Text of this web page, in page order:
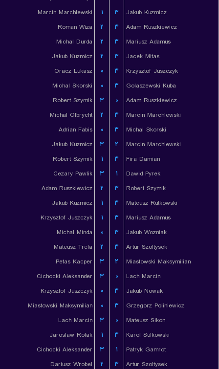
Marcin Marchlewski
۱ ۳
Jakub Kuzmicz
Roman Wiza
۲ ۳
Adam Ruszkiewicz
Michal Durda
۲ ۳
Mariusz Adamus
Jakub Kuzmicz
۲ ۳
Jacek Mitas
Oracz Lukasz
۰ ۳
Krzysztof Juszczyk
Michal Skorski
۰ ۳
Golaszewski Kuba
Robert Szymik
۳ ۰
Adam Ruszkiewicz
Michal Olbrycht
۲ ۳
Marcin Marchlewski
Adrian Fabis
۰ ۳
Michal Skorski
Jakub Kuzmicz
۳ ۲
Marcin Marchlewski
Robert Szymik
۱ ۳
Fira Damian
Cezary Pawlik
۳ ۱
Dawid Pyrek
Adam Ruszkiewicz
۲ ۳
Robert Szymik
Jakub Kuzmicz
۱ ۳
Mateusz Rutkowski
Krzysztof Juszczyk
۱ ۳
Mariusz Adamus
Michal Minda
۰ ۳
Jakub Wozniak
Mateusz Trela
۲ ۳
Artur Szoltysek
Petas Kacper
۳ ۲
Miastowski Maksymilian
Cichocki Aleksander
۳ ۰
Lach Marcin
Krzysztof Juszczyk
۰ ۳
Jakub Nowak
Miastowski Maksymilian
۰ ۳
Grzegorz Poliniewicz
Lach Marcin
۳ ۰
Mateusz Sikon
Jaroslaw Rolak
۱ ۳
Karol Sulkowski
Cichocki Aleksander
۳ ۱
Patryk Gamrot
Dariusz Wrobel
۲ ۳
Artur Szoltysek